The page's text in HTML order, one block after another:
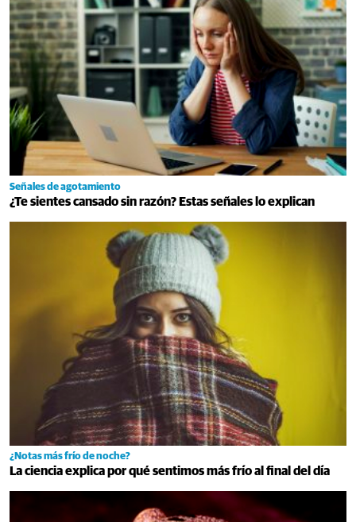
Señales de agotamiento
¿Te sientes cansado sin razón? Estas señales lo explican
¿Notas más frío de noche?
La ciencia explica por qué sentimos más frío al final del día